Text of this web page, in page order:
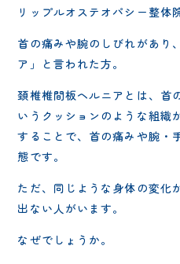
リップルオステオパシー整体
首の痛みや腕のしびれがあり
ア」と言われた方。
頚椎椎間板ヘルニアとは、首
いうクッションのような組織
することで、首の痛みや腕・
態です。
ただ、同じような身体の変化
出ない人がいます。
なぜでしょうか。